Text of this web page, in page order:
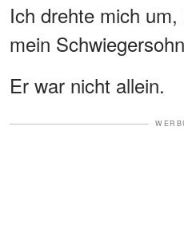
Ich drehte mich
mein
Er war nicht allein.